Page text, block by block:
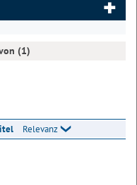
(1)
Relevanz